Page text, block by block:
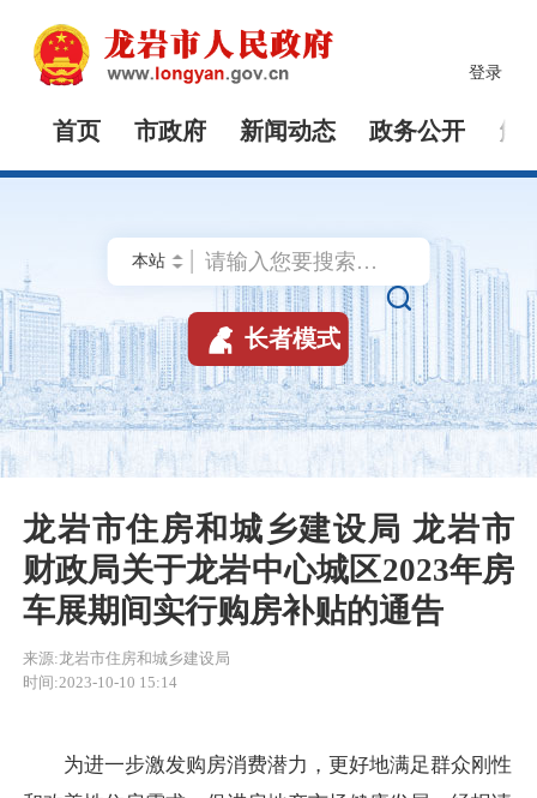
登录
首页 市政府 新闻动态 政务公开 解

 长者模式
龙岩市住房和城乡建设局 龙岩市
财政局关于龙岩中心城区2023年房
车展期间实行购房补贴的通告
来源:龙岩市住房和城乡建设局
时间:2023-10-10 15:14
为进一步激发购房消费潜力，更好地满足群众刚性